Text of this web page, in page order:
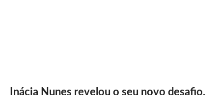
Inácia Nunes revelou o seu novo desafio.